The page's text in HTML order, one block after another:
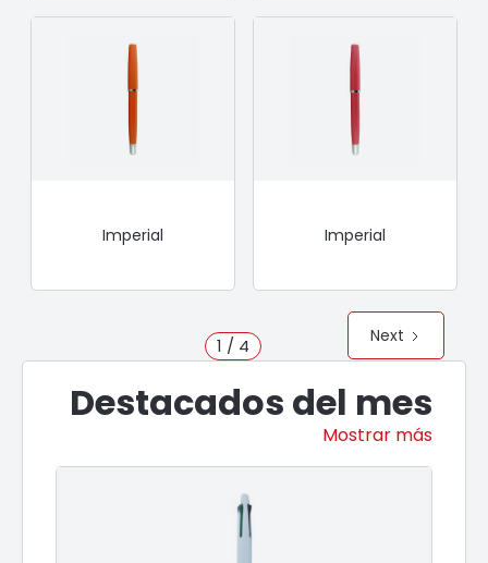
Imperial Imperial
1 / 4 Next
Destacados del mes
Mostrar más